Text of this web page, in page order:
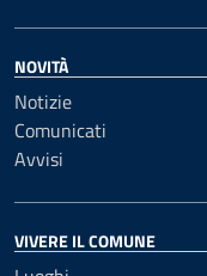
NOVITÀ
Notizie
Comunicati
Avvisi
VIVERE IL COMUNE